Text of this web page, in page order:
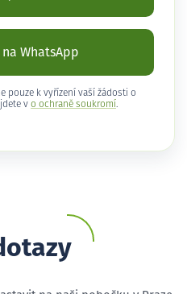
WhatsApp
pouze k vyřízení vaší žádosti o
v o ochraně soukromí .